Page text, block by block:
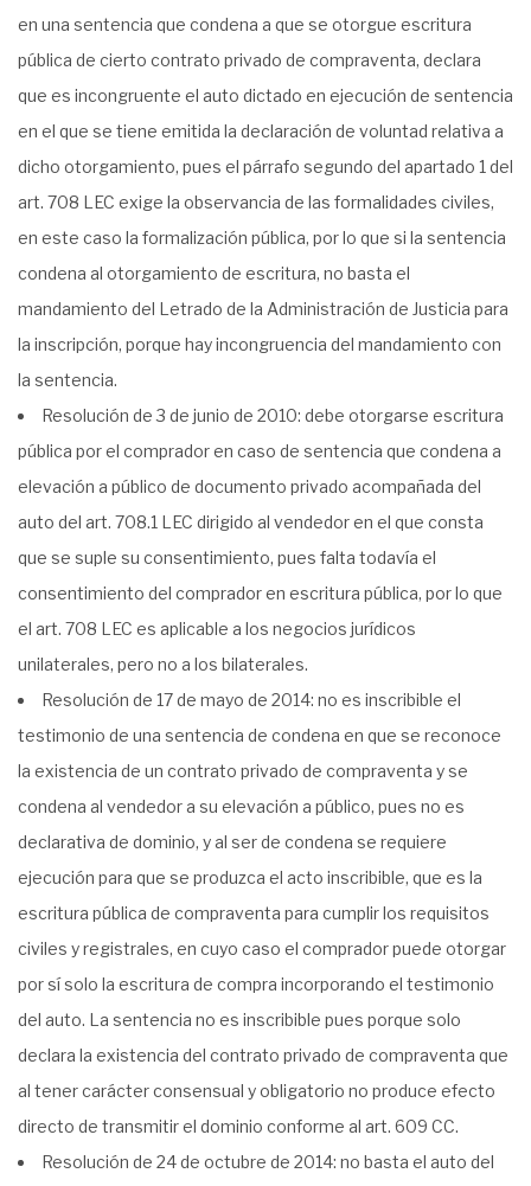
en una sentencia que condena a que se otorgue escritura
pública de cierto contrato privado de compraventa, declara
que es incongruente el auto dictado en ejecución de sentencia
en el que se tiene emitida la declaración de voluntad relativa a
dicho otorgamiento, pues el párrafo segundo del apartado 1 del
art. 708 LEC exige la observancia de las formalidades civiles,
en este caso la formalización pública, por lo que si la sentencia
condena al otorgamiento de escritura, no basta el
mandamiento del Letrado de la Administración de Justicia para
la inscripción, porque hay incongruencia del mandamiento con
la sentencia.
Resolución de 3 de junio de 2010: debe otorgarse escritura
pública por el comprador en caso de sentencia que condena a
elevación a público de documento privado acompañada del
auto del art. 708.1 LEC dirigido al vendedor en el que consta
que se suple su consentimiento, pues falta todavía el
consentimiento del comprador en escritura pública, por lo que
el art. 708 LEC es aplicable a los negocios jurídicos
unilaterales, pero no a los bilaterales.
Resolución de 17 de mayo de 2014: no es inscribible el
testimonio de una sentencia de condena en que se reconoce
la existencia de un contrato privado de compraventa y se
condena al vendedor a su elevación a público, pues no es
declarativa de dominio, y al ser de condena se requiere
ejecución para que se produzca el acto inscribible, que es la
escritura pública de compraventa para cumplir los requisitos
civiles y registrales, en cuyo caso el comprador puede otorgar
por sí solo la escritura de compra incorporando el testimonio
del auto. La sentencia no es inscribible pues porque solo
declara la existencia del contrato privado de compraventa que
al tener carácter consensual y obligatorio no produce efecto
directo de transmitir el dominio conforme al art. 609 CC.
Resolución de 24 de octubre de 2014: no basta el auto del